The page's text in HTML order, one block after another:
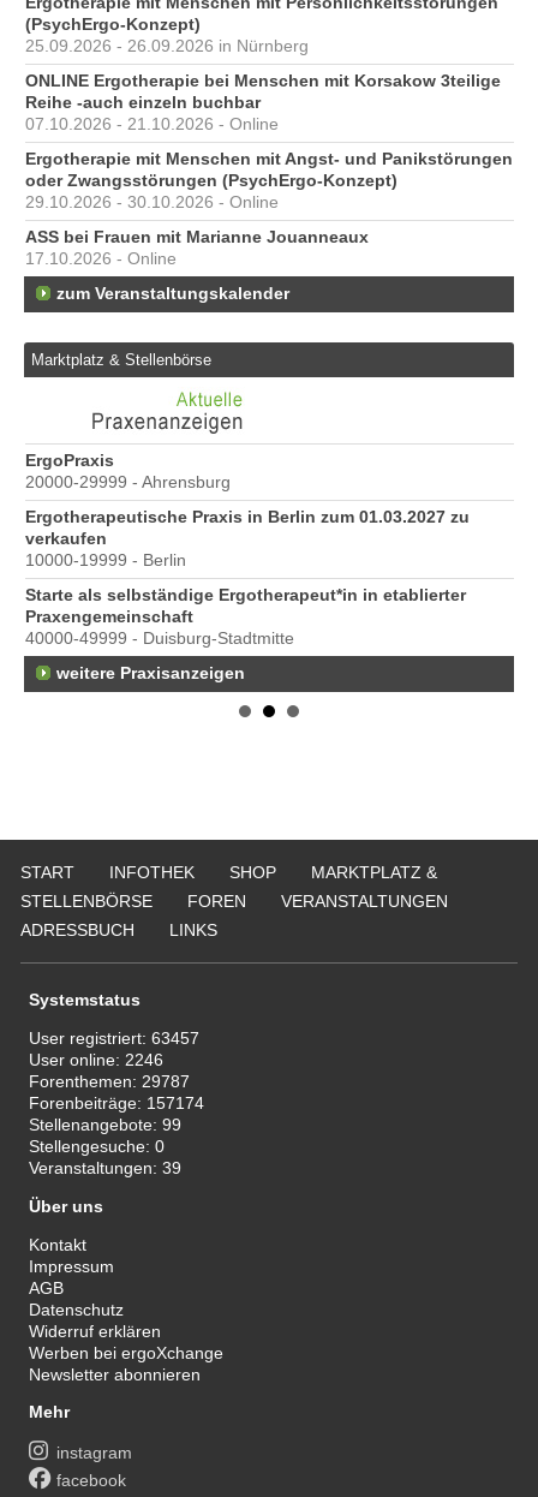
(PsychErgo-Konzept)
25.09.2026 - 26.09.2026 in Nürnberg
ONLINE Ergotherapie bei Menschen mit Korsakow 3teilige
Reihe -auch einzeln buchbar
07.10.2026 - 21.10.2026 - Online
Ergotherapie mit Menschen mit Angst- und Panikstörungen
oder Zwangsstörungen (PsychErgo-Konzept)
29.10.2026 - 30.10.2026 - Online
ASS bei Frauen mit Marianne Jouanneaux
17.10.2026 - Online
zum Veranstaltungskalender
Marktplatz & Stellenbörse
ErgoPraxis
20000-29999 - Ahrensburg
Ergotherapeutische Praxis in Berlin zum 01.03.2027 zu
verkaufen
10000-19999 - Berlin
Starte als selbständige Ergotherapeut*in in etablierter
Praxengemeinschaft
40000-49999 - Duisburg-Stadtmitte
weitere Praxisanzeigen
START INFOTHEK SHOP
MARKTPLATZ &
STELLENBÖRSE
FOREN
VERANSTALTUNGEN
ADRESSBUCH
LINKS
Systemstatus
User registriert:63457
User online: 2246
Forenthemen: 29787
Forenbeiträge: 157174
Stellenangebote:99
Stellengesuche:0
Veranstaltungen:39
Über uns
Kontakt
Impressum
AGB
Datenschutz
Widerruf erklären
Werben bei ergoXchange
Newsletter abonnieren
Mehr
instagram
facebook